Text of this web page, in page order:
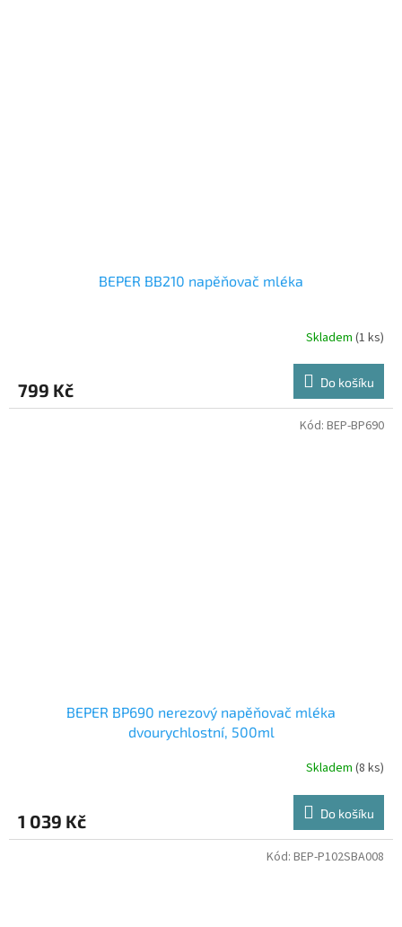
BEPER BB210 napěňovač mléka
Skladem (1 ks)
799 Kč Do košíku
BEPER BP690 nerezový napěňovač mléka
dvourychlostní, 500ml
Skladem (8 ks)
1 039 Kč Do košíku
Kód: BEP-BP690
Kód: BEP-P102SBA008